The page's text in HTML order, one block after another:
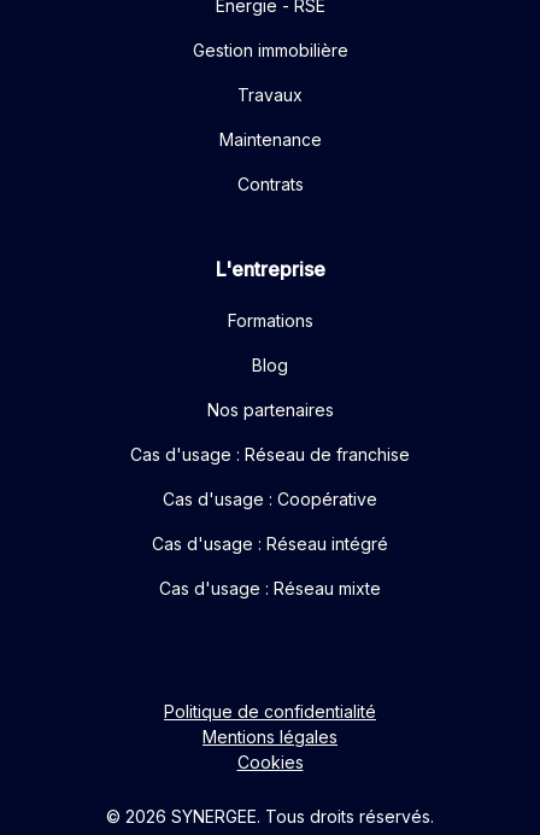
Énergie - RSE
Gestion immobilière
Travaux
Maintenance
Contrats
L'entreprise
Formations
Blog
Nos partenaires
Cas d'usage : Réseau de franchise
Cas d'usage : Coopérative
Cas d'usage : Réseau intégré
Cas d'usage : Réseau mixte
© 2026 SYNERGEE. Tous droits réservés.
Politique de confidentialité
Mentions légales
Cookies